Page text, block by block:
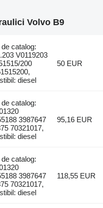
Volvo B9
catalog:
V0119203
200
diesel
50 EUR
catalog:
3987647
70321017,
diesel
95,16 EUR
catalog:
3987647
70321017,
diesel
118,55 EUR